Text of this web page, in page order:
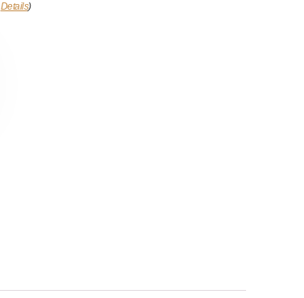
Details)